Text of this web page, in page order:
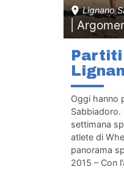
Lignano
|
Oggi hanno
Sabbiadoro.
settimana
atlete di
panorama
2015 – Con